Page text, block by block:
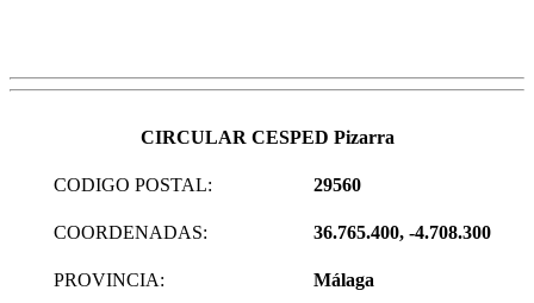
CIRCULAR CESPED Pizarra
CODIGO POSTAL: 29560
COORDENADAS: 36.765.400, -4.708.300
PROVINCIA: Málaga